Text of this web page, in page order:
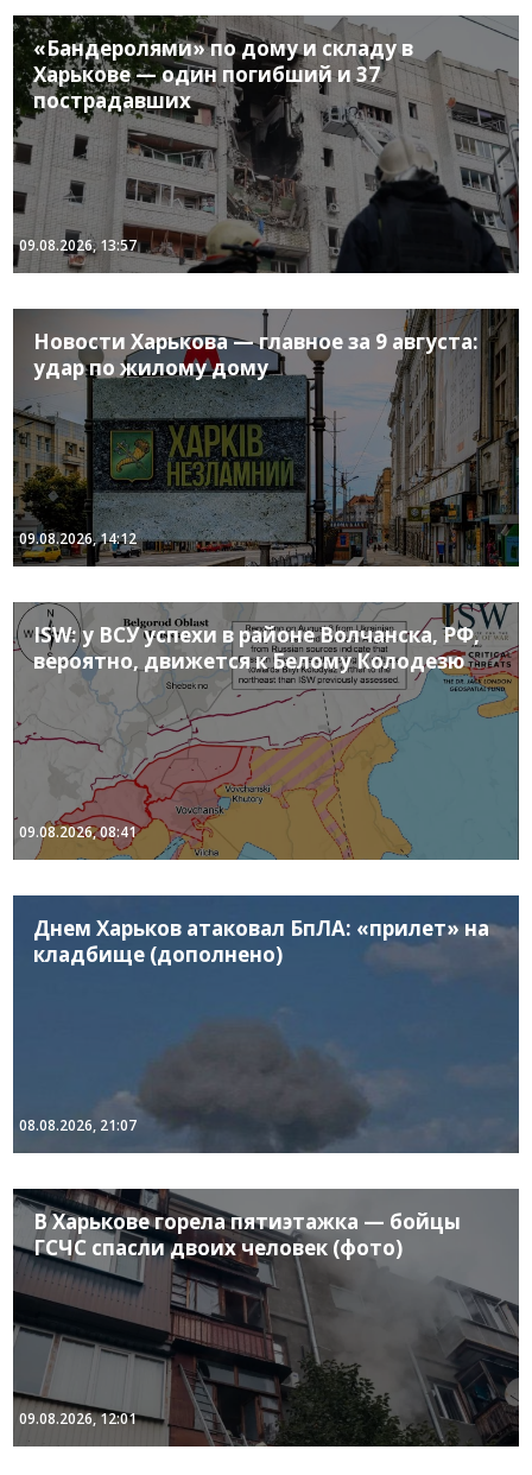
«Бандеролями» по дому и складу в
Харькове — один погибший и 37
пострадавших
09.08.2026, 13:57
Новости Харькова — главное за 9 августа:
удар по жилому дому
09.08.2026, 14:12
ISW: у ВСУ успехи в районе Волчанска, РФ,
вероятно, движется к Белому Колодезю
09.08.2026, 08:41
Днем Харьков атаковал БпЛА: «прилет» на
кладбище (дополнено)
08.08.2026, 21:07
В Харькове горела пятиэтажка — бойцы
ГСЧС спасли двоих человек (фото)
09.08.2026, 12:01